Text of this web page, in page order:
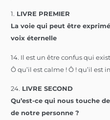
1. LIVRE PREMIER
La voie qui peut être
voix éternelle
14. Il est un être confus qui
Ô qu’il est calme ! Ô ! qu’il est
24. LIVRE SECOND
Qu’est-ce qui nous touche
de notre personne ?